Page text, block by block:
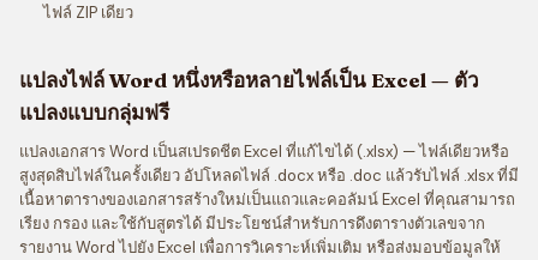
ไฟล์ ZIP เดียว
แปลงไฟล์ Word หนึ่งหรือหลายไฟล์เป็น Excel — ตัว
แปลงแบบกลุ่มฟรี
แปลงเอกสาร Word เป็นสเปรดชีต Excel ที่แก้ไขได้ (.xlsx) — ไฟล์เดียวหรือ
สูงสุดสิบไฟล์ในครั้งเดียว อัปโหลดไฟล์ .docx หรือ .doc แล้วรับไฟล์ .xlsx ที่มี
เนื้อหาตารางของเอกสารสร้างใหม่เป็นแถวและคอลัมน์ Excel ที่คุณสามารถ
เรียง กรอง และใช้กับสูตรได้ มีประโยชน์สำหรับการดึงตารางตัวเลขจาก
รายงาน Word ไปยัง Excel เพื่อการวิเคราะห์เพิ่มเติม หรือส่งมอบข้อมูลให้